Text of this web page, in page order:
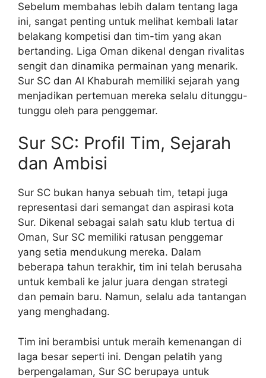
Sebelum membahas lebih dalam tentang laga
ini, sangat penting untuk melihat kembali latar
belakang kompetisi dan tim-tim yang akan
bertanding. Liga Oman dikenal dengan rivalitas
sengit dan dinamika permainan yang menarik.
Sur SC dan Al Khaburah memiliki sejarah yang
menjadikan pertemuan mereka selalu ditunggu-
tunggu oleh para penggemar.
Sur SC: Profil Tim, Sejarah
dan Ambisi
Sur SC bukan hanya sebuah tim, tetapi juga
representasi dari semangat dan aspirasi kota
Sur. Dikenal sebagai salah satu klub tertua di
Oman, Sur SC memiliki ratusan penggemar
yang setia mendukung mereka. Dalam
beberapa tahun terakhir, tim ini telah berusaha
untuk kembali ke jalur juara dengan strategi
dan pemain baru. Namun, selalu ada tantangan
yang menghadang.
Tim ini berambisi untuk meraih kemenangan di
laga besar seperti ini. Dengan pelatih yang
berpengalaman, Sur SC berupaya untuk